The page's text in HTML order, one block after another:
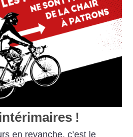
!
en revanche, c’est le